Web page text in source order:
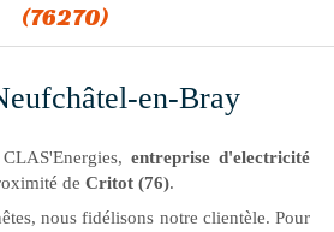
(76270)
en-Bray
entreprise d'electricité
de Critot (76).
nous fidélisons notre clientèle. Pour